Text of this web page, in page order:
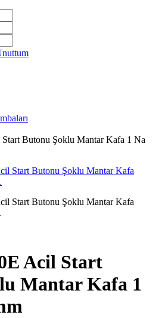
Butonu Şoklu Mantar Kafa 1 Na
Acil Start
Mantar Kafa 1